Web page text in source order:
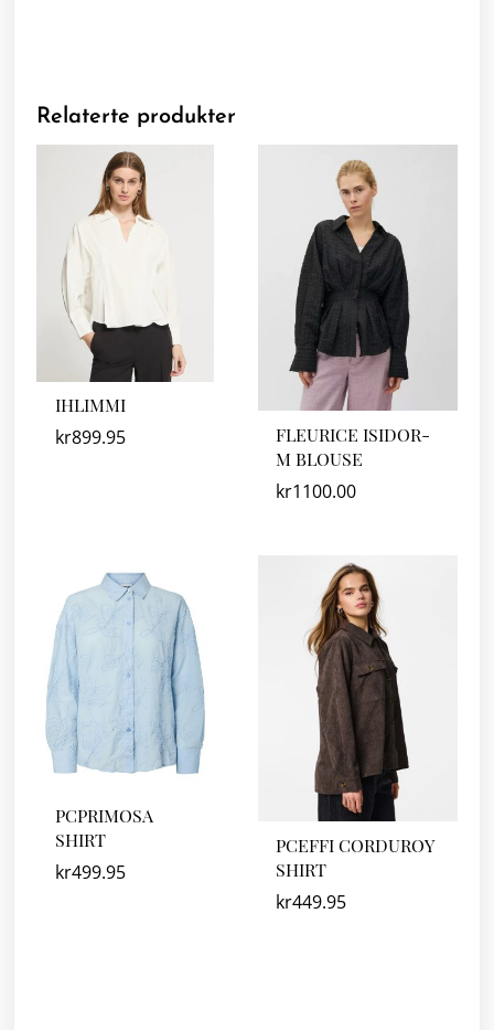
Relaterte produkter
IHLIMMI
kr899.95
FLEURICE ISIDOR-
M BLOUSE
kr1100.00
PCPRIMOSA
SHIRT
kr499.95
PCEFFI CORDUROY
SHIRT
kr449.95